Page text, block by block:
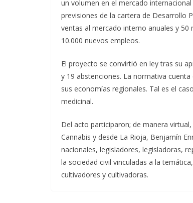
un volumen en el mercado
previsiones de la cartera de Desarrollo
ventas al mercado interno anuales y
10.000 nuevos empleos.
El proyecto se convirtió en ley tras su
y 19 abstenciones. La normativa
sus economías regionales. Tal es el
medicinal.
Del acto participaron; de manera
Cannabis y desde La Rioja, Benjamín
nacionales, legisladores, legisladoras,
la sociedad civil vinculadas a la
cultivadores y cultivadoras.